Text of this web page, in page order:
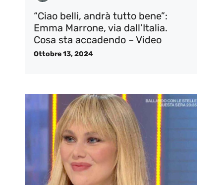
“Ciao belli, andrà tutto bene”:
Emma Marrone, via dall’Italia.
Cosa sta accadendo – Video
Ottobre 13, 2024